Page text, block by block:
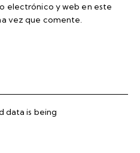
electrónico y web en este
vez que comente.
data is being